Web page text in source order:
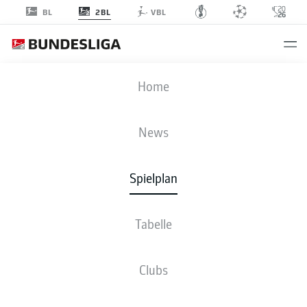
BL 2BL VBL
Home
News
Spielplan
Tabelle
Clubs
FCN
AUFSTELLUNGEN
Fr., 12.02.2027 - So., 14.02.2027